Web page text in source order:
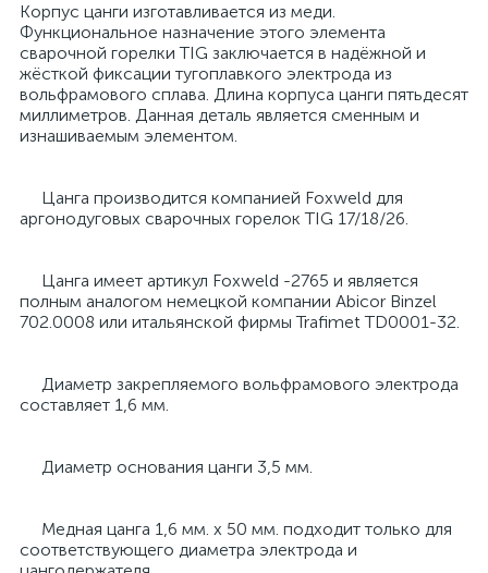
Корпус цанги изготавливается из меди.
Функциональное назначение этого элемента
сварочной горелки TIG заключается в надёжной и
жёсткой фиксации тугоплавкого электрода из
вольфрамового сплава. Длина корпуса цанги пятьдесят
миллиметров. Данная деталь является сменным и
изнашиваемым элементом.
Цанга производится компанией Foxweld для
аргонодуговых сварочных горелок TIG 17/18/26.
Цанга имеет артикул Foxweld -2765 и является
полным аналогом немецкой компании Abicor Binzel
702.0008 или итальянской фирмы Trafimet TD0001-32.
Диаметр закрепляемого вольфрамового электрода
составляет 1,6 мм.
Диаметр основания цанги 3,5 мм.
Медная цанга 1,6 мм. х 50 мм. подходит только для
соответствующего диаметра электрода и